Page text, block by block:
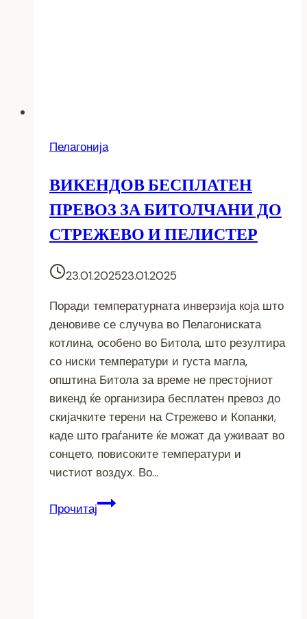
Пелагонија
ВИКЕНДОВ БЕСПЛАТЕН
ПРЕВОЗ ЗА БИТОЛЧАНИ ДО
СТРЕЖЕВО И ПЕЛИСТЕР
23.01.202523.01.2025
Поради температурната инверзија која што
деновиве се случува во Пелагониската
котлина, особено во Битола, што резултира
со ниски температури и густа магла,
општина Битола за време не престојниот
викенд ќе организира бесплатен превоз до
скијачките терени на Стрежево и Копанки,
каде што граѓаните ќе можат да уживаат во
сонцето, повисоките температури и
чистиот воздух. Во…
ПрочитајВИКЕНДОВ